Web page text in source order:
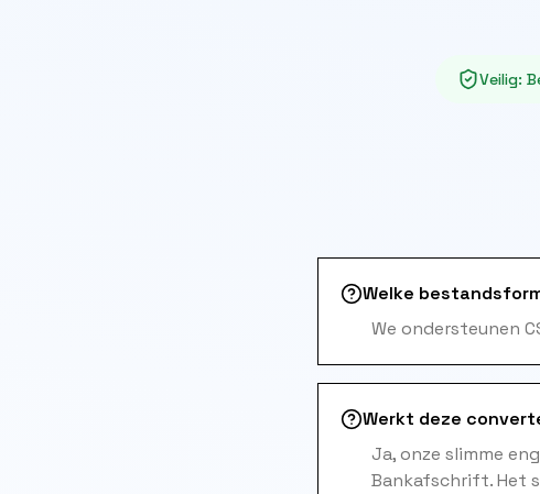
Veilig:
Welke
We ondersteunen
Werkt deze
Ja, onze slimme
Bankafschrift. Het